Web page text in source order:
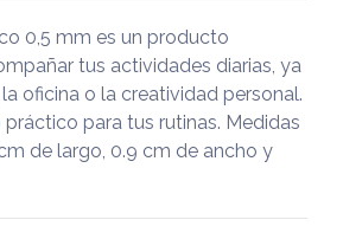
0,5 mm es un producto
tus actividades diarias, ya
oficina o la creatividad personal.
para tus rutinas. Medidas
de largo, 0.9 cm de ancho y